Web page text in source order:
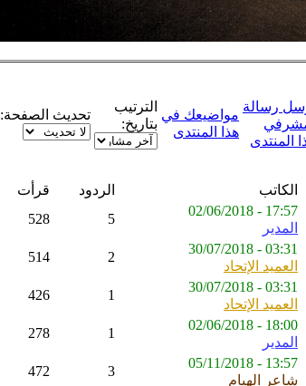
رسالة
المنتدى
مواضيعك في
هذا المنتدى
الترتيب
بتاريخ:
تحديث الصفحة:
الكاتب الردود قرأت
17:57 - 02/06/2018
المدير
5
528
03:31 - 30/07/2018
العميد الإتحاد
2
514
03:31 - 30/07/2018
العميد الإتحاد
1
426
18:00 - 02/06/2018
المدير
1
278
13:57 - 05/11/2018
شاعر الهيام
3
472